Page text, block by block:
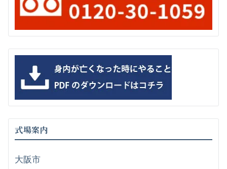
式場案内
大阪市